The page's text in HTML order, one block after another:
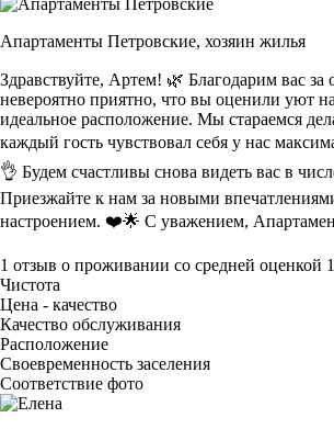
Апартаменты Петровские, хозяин жилья
Здравствуйте, Артем! 🌿 Благодарим вас
невероятно приятно, что вы оценили уют
идеальное расположение. Мы стараемся
каждый гость чувствовал себя у нас
👌 Будем счастливы снова видеть вас в
Приезжайте к нам за новыми
настроением. ❤️🌟 С уважением,
1 отзыв о проживании со средней оценкой
Чистота
Цена - качество
Качество обслуживания
Расположение
Своевременность заселения
Соответствие фото